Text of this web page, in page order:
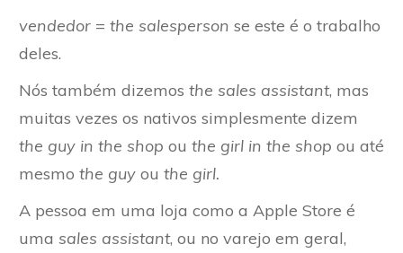
vendedor = the salesperson se este é o trabalho
deles.
Nós também dizemos the sales assistant, mas
muitas vezes os nativos simplesmente dizem
the guy in the shop ou the girl in the shop ou até
mesmo the guy ou the girl.
A pessoa em uma loja como a Apple Store é
uma sales assistant, ou no varejo em geral,